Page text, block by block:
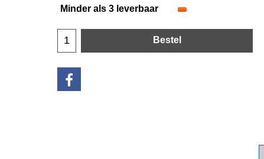
Minder als 3 leverbaar
Bestel